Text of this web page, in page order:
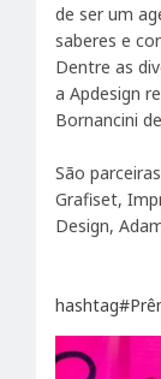
de ser um
saberes e
Dentre as
a Apdesign
Bornancini
São
Grafiset,
Design,